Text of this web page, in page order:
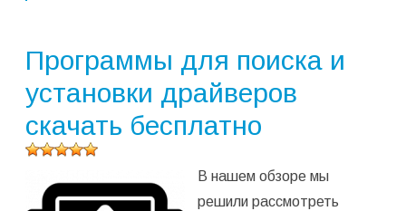
Программы для поиска и
установки драйверов
скачать бесплатно
программу
(
2 848
В нашем обзоре мы
решили рассмотреть